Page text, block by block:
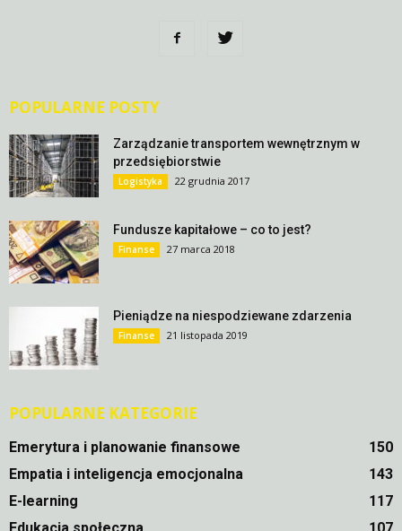
POPULARNE POSTY
Zarządzanie transportem wewnętrznym w
przedsiębiorstwie
Logistyka 22 grudnia 2017
Fundusze kapitałowe – co to jest?
Finanse 27 marca 2018
Pieniądze na niespodziewane zdarzenia
Finanse 21 listopada 2019
POPULARNE KATEGORIE
Emerytura i planowanie finansowe
150
Empatia i inteligencja emocjonalna
143
E-learning
117